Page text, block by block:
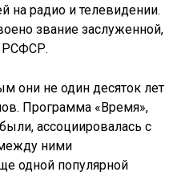
на радио и телевидении.
звание заслуженной,
РСФСР.
они не один десяток лет
Программа «Время»,
ассоциировалась с
ними
одной популярной